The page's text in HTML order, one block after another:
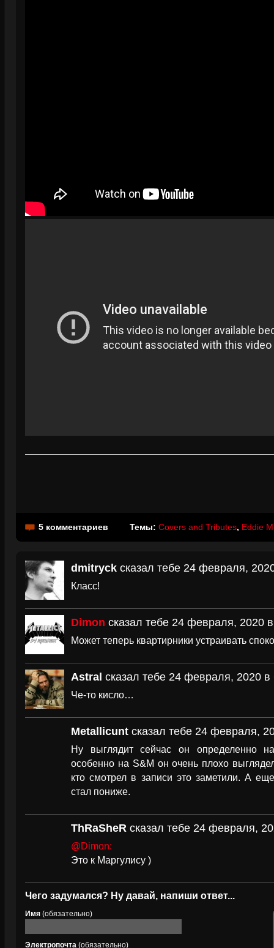
5 комментариев Темы: Covers and Tributes, Eddie
dmitryck сказал тебе 24 февраля,
Класс!
Dimon сказал тебе 24 февраля, 2020
Может теперь квартирники устраивать
Astral сказал тебе 24 февраля, 2020 в
Че-то кисло…
Metallicunt сказал тебе 24 февраля,
Ну выглядит сейчас он определенно
особенно на S&M он очень плохо
кто смотрел в записи это заметили. А
стал пониже.
ThRaSheR сказал тебе 24 февраля,
@Dimon:
Это к Маргулису )
Чего задумался? Ну давай, напиши ответ...
Имя (обязательно)
Электропочта (обязательно)